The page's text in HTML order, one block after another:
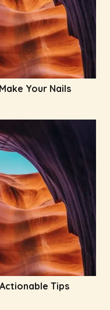
Your Nails
Tips